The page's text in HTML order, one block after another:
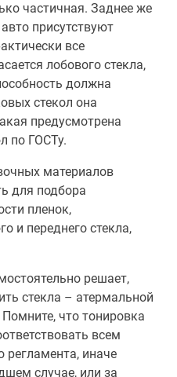
частичная. Заднее же
присутствуют
все
лобового стекла,
должна
стекол она
предусмотрена
по ГОСТу.
материалов
для подбора
пленок,
и переднего стекла,
решает,
стекла – атермальной
что тонировка
всем
регламента, иначе
случае, или за